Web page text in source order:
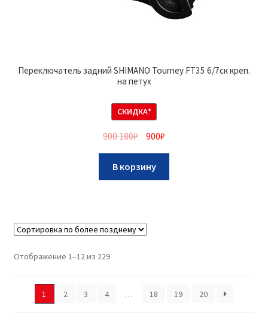
Переключатель задний SHIMANO Tourney FT35 6/7ск креп.
на петух
СКИДКА*
900 180₽ 900₽
В корзину
Отображение 1–12 из 229
1 2 3 4 … 18 19 20